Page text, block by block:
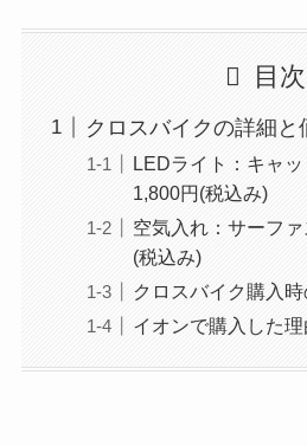
目次
クロスバイクの詳細と
LEDライト：キャ
1,800円(税込み)
空気入れ：サーフ
(税込み)
クロスバイク購入
イオンで購入した理